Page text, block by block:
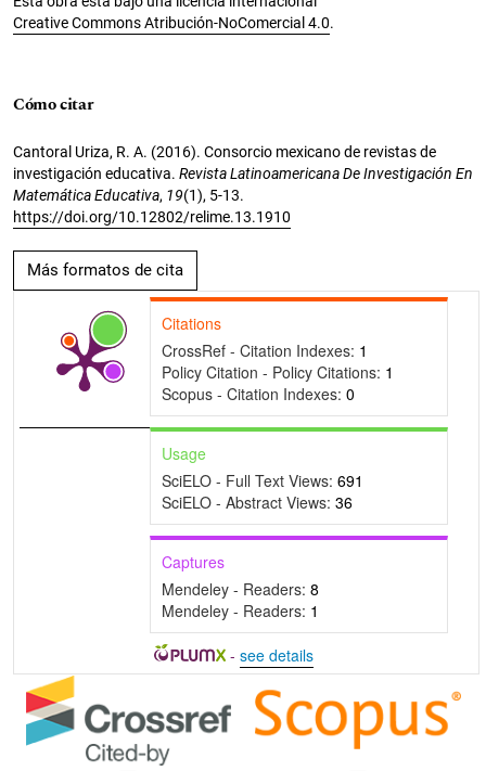
Creative Commons Atribución-NoComercial 4.0.
Cómo citar
Cantoral Uriza, R. A. (2016). Consorcio mexicano de revistas de
investigación educativa. Revista Latinoamericana De Investigación En
Matemática Educativa, 19(1), 5-13.
https://doi.org/10.12802/relime.13.1910
Más formatos de cita
Citations
CrossRef - Citation Indexes: 1
Policy Citation - Policy Citations: 1
Scopus - Citation Indexes: 0
Usage
SciELO - Full Text Views: 691
SciELO - Abstract Views: 36
Captures
Mendeley - Readers: 8
Mendeley - Readers: 1
- see details